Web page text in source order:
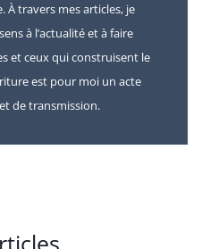
À travers mes articles, je
à l’actualité et à faire
et ceux qui construisent le
est pour moi un acte
de transmission.